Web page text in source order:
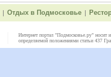
Отдых в Подмосковье
Интернет портал "Подмосковье.ру" носит
определяемой положениями статьи 437